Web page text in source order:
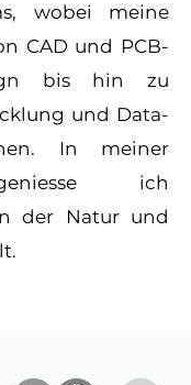
wobei meine
CAD und PCB-
bis hin zu
und Data-
In meiner
ich
der Natur und